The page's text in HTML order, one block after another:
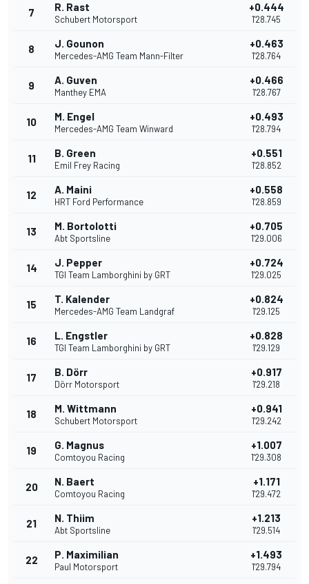
7 R. Rast
Schubert Motorsport
+0.444
1'28.745
8 J. Gounon
Mercedes-AMG Team Mann-Filter
+0.463
1'28.764
9 A. Guven
Manthey EMA
+0.466
1'28.767
10 M. Engel
Mercedes-AMG Team Winward
+0.493
1'28.794
11 B. Green
Emil Frey Racing
+0.551
1'28.852
12 A. Maini
HRT Ford Performance
+0.558
1'28.859
13 M. Bortolotti
Abt Sportsline
+0.705
1'29.006
14 J. Pepper
TGI Team Lamborghini by GRT
+0.724
1'29.025
15 T. Kalender
Mercedes-AMG Team Landgraf
+0.824
1'29.125
16 L. Engstler
TGI Team Lamborghini by GRT
+0.828
1'29.129
17 B. Dörr
Dörr Motorsport
+0.917
1'29.218
18 M. Wittmann
Schubert Motorsport
+0.941
1'29.242
19 G. Magnus
Comtoyou Racing
+1.007
1'29.308
20 N. Baert
Comtoyou Racing
+1.171
1'29.472
21 N. Thiim
Abt Sportsline
+1.213
1'29.514
22 P. Maximilian
Paul Motorsport
+1.493
1'29.794